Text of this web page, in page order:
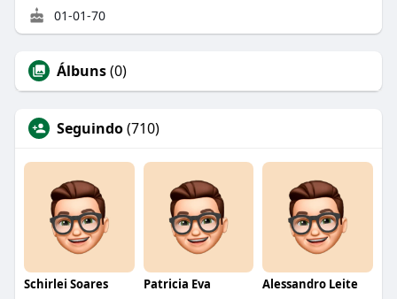
01-01-70
Álbuns(0)
Seguindo(710)
Schirlei Soares Patricia Eva Alessandro Leite